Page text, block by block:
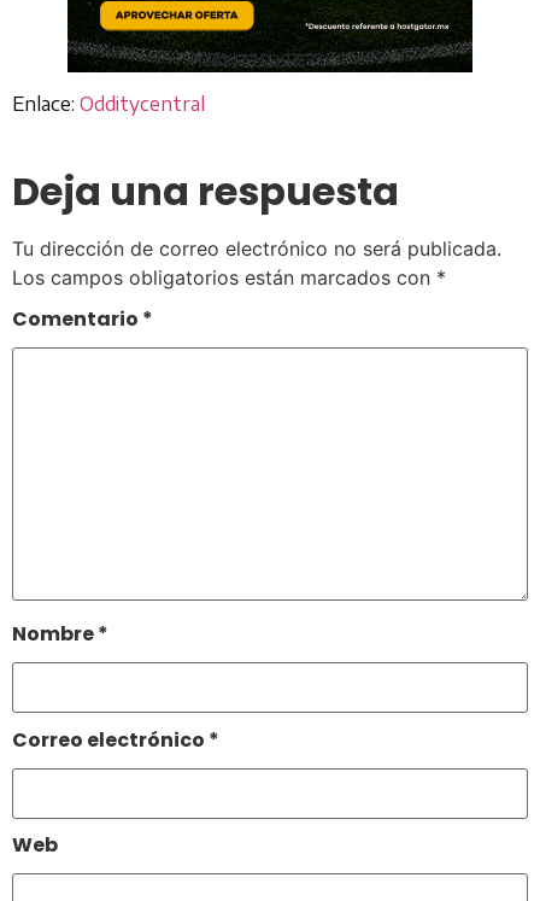
Enlace: Odditycentral
Deja una respuesta
Tu dirección de correo electrónico no será publicada.
Los campos obligatorios están marcados con *
Comentario *
Nombre*
Correo electrónico *
Web